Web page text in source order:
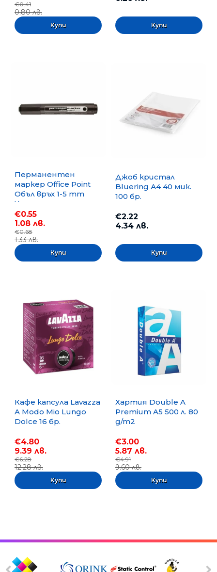
€0.41
0.80 лв.
Перманентен
маркер Office Point
Объл връх 1-5 mm
Черен
€0.55
1.08 лв.
€0.68
1.33 лв.
Джоб кристал
Bluering А4 40 мик.
100 бр.
€2.22
4.34 лв.
Кафе капсула Lavazza
A Modo Mio Lungo
Dolce 16 бр.
€4.80
9.39 лв.
€6.28
12.28 лв.
Хартия Double A
Premium A5 500 л. 80
g/m2
€3.00
5.87 лв.
€4.91
9.60 лв.